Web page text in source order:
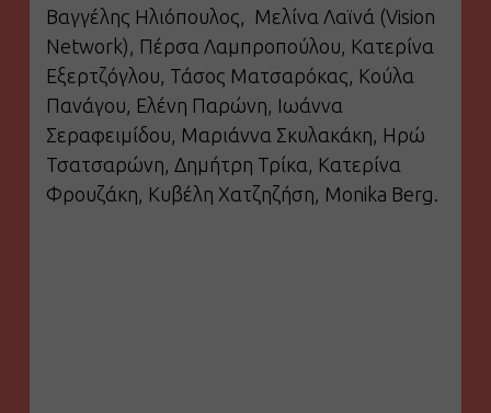
Βαγγέλης Ηλιόπουλος, Μελίνα Λαϊνά (Vision
Network), Πέρσα Λαμπροπούλου, Κατερίνα
Εξερτζόγλου, Τάσος Ματσαρόκας, Κούλα
Πανάγου, Ελένη Παρώνη, Ιωάννα
Σεραφειμίδου, Μαριάννα Σκυλακάκη, Ηρώ
Τσατσαρώνη, Δημήτρη Τρίκα, Κατερίνα
Φρουζάκη, Κυβέλη Χατζηζήση, Monika Berg.